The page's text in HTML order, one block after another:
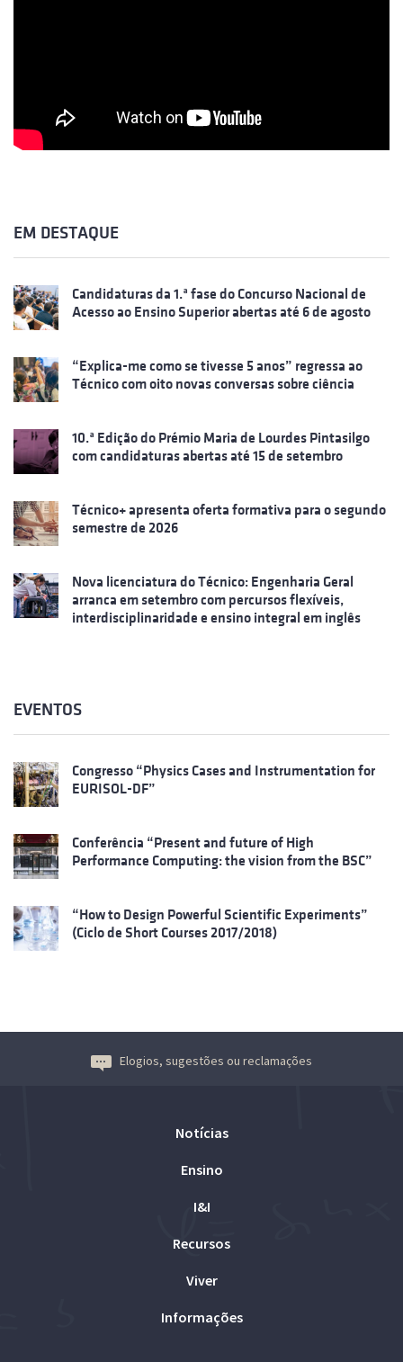
EM DESTAQUE
Candidaturas da 1.ª fase do Concurso Nacional de
Acesso ao Ensino Superior abertas até 6 de agosto
“Explica-me como se tivesse 5 anos” regressa ao
Técnico com oito novas conversas sobre ciência
10.ª Edição do Prémio Maria de Lourdes Pintasilgo
com candidaturas abertas até 15 de setembro
Técnico+ apresenta oferta formativa para o segundo
semestre de 2026
Nova licenciatura do Técnico: Engenharia Geral
arranca em setembro com percursos flexíveis,
interdisciplinaridade e ensino integral em inglês
EVENTOS
Congresso “Physics Cases and Instrumentation for
EURISOL-DF”
Conferência “Present and future of High
Performance Computing: the vision from the BSC”
“How to Design Powerful Scientific Experiments”
(Ciclo de Short Courses 2017/2018)
Elogios, sugestões ou reclamações
Notícias
Ensino
I&I
Recursos
Viver
Informações